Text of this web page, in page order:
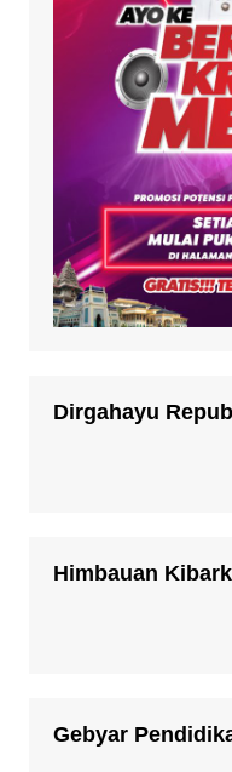
Dirgahayu
Himbauan
Gebyar